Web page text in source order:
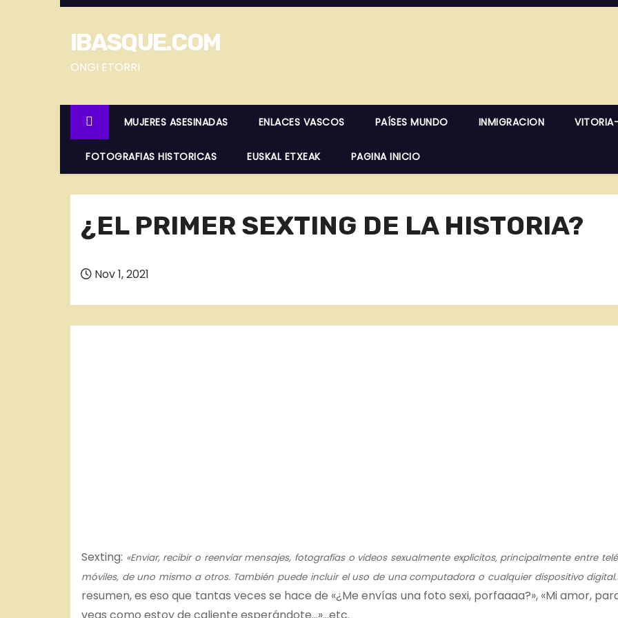
S
r
IBASQUE.COM
ONGI ETORRI
MUJERES ASESINADAS ENLACES VASCOS PAÍSES MUNDO INMIGRACION
FOTOGRAFIAS HISTORICAS EUSKAL ETXEAK PAGINA INICIO
¿EL PRIMER SEXTING DE LA HISTORIA?
Nov 1, 2021
Sexting: «Enviar, recibir o reenviar mensajes, fotografías o videos sexualmente explícitos, principalmente entre
móviles, de uno mismo a otros. También puede incluir el uso de una computadora o cualquier dispositivo
resumen, es eso que tantas veces se hace de «¿Me envías una foto sexi, porfaaaa?», «Mi amor,